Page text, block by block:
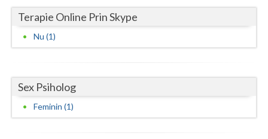
Suceava
Teleorman
Tulcea
Valcea
Terapie Online Prin Skype
Nu (1)
Sex Psiholog
Feminin (1)